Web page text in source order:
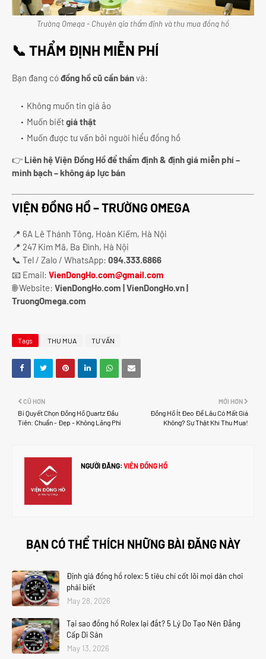
Trường Omega - Chuyên gia thẩm định và thu mua đồng hồ
📞 THẨM ĐỊNH MIỄN PHÍ
Bạn đang cóđồng hồ cũ cần bánvà:
Không muốn tin giá ảo
Muốn biếtgiá thật
Muốn được tư vấn bởi người hiểu đồng hồ
👉 Liên hệ Viện Đồng Hồ để thẩm định & định giá miễn phí –
minh bạch – không áp lực bán
VIỆN ĐỒNG HỒ – TRƯỜNG OMEGA
📍 6A Lê Thánh Tông, Hoàn Kiếm, Hà Nội
📍 247 Kim Mã, Ba Đình, Hà Nội
📞 Tel / Zalo / WhatsApp: 094.333.6866
📧 Email: VienDongHo.com@gmail.com
🌐 Website: VienDongHo.com | VienDongHo.vn |
TruongOmega.com
Tags THU MUA TƯ VẤN
MỚI HƠN
Đồng Hồ Ít Đeo Để Lâu Có Mất Giá
Không? Sự Thật Khi Thu Mua!
CŨ HƠN
Bí Quyết Chọn Đồng Hồ Quartz Đầu
Tiên: Chuẩn - Đẹp - Không Lãng Phí
NGƯỜI ĐĂNG: VIỆN ĐỒNG HỒ
BẠN CÓ THỂ THÍCH NHỮNG BÀI ĐĂNG NÀY
Định giá đồng hồ rolex: 5 tiêu chí cốt lõi mọi dân chơi
phải biết
May 28, 2026
Tại sao đồng hồ Rolex lại đắt? 5 Lý Do Tạo Nên Đẳng
Cấp Di Sản
May 13, 2026